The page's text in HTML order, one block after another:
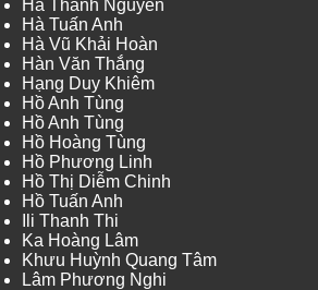
Hà Thanh Nguyên
Hà Tuấn Anh
Hà Vũ Khải Hoàn
Hàn Văn Thắng
Hạng Duy Khiêm
Hồ Anh Tùng
Hồ Anh Tùng
Hồ Hoàng Tùng
Hồ Phương Linh
Hồ Thị Diễm Chinh
Hồ Tuấn Anh
Ili Thanh Thi
Ka Hoàng Lâm
Khưu Huỳnh Quang Tâm
Lâm Phương Nghi